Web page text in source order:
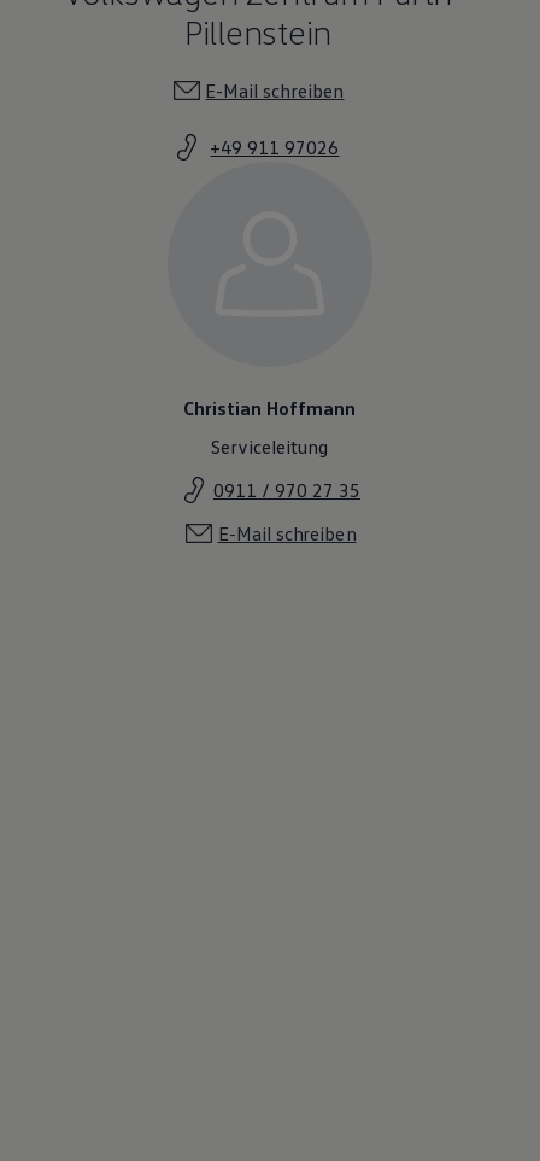
Pillenstein
E-Mail schreiben
+49 911 97026
Christian Hoffmann
Serviceleitung
0911 / 970 27 35
E-Mail schreiben